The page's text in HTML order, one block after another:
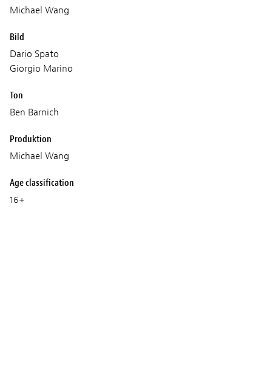
Michael Wang
Bild
Dario Spato
Giorgio Marino
Ton
Ben Barnich
Produktion
Michael Wang
Age classification
16+